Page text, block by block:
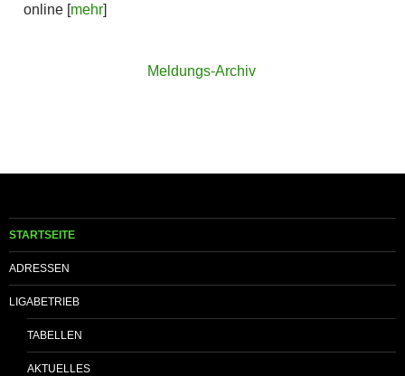
online [mehr]
Meldungs-Archiv
STARTSEITE
ADRESSEN
LIGABETRIEB
TABELLEN
AKTUELLES